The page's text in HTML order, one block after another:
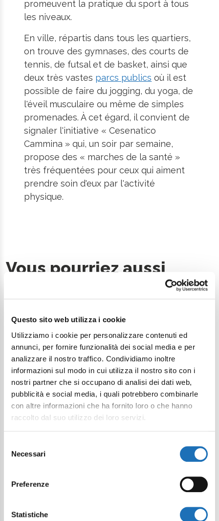
Questo sito web utilizza i cookie
Utilizziamo i cookie per personalizzare contenuti ed
annunci, per fornire funzionalità dei social media e per
analizzare il nostro traffico. Condividiamo inoltre
informazioni sul modo in cui utilizza il nostro sito con i
nostri partner che si occupano di analisi dei dati web,
pubblicità e social media, i quali potrebbero combinarle
con altre informazioni che ha fornito loro o che hanno
raccolto dal suo utilizzo dei loro servizi.
delNecessari
Preferenze
Statistiche
promeuvent la pratique du sport à tous
les niveaux.
En ville, répartis dans tous les quartiers,
on trouve des gymnases, des courts de
tennis, de futsal et de basket, ainsi que
deux très vastes parcs publics où il est
possible de faire du jogging, du yoga, de
l'éveil musculaire ou même de simples
promenades. À cet égard, il convient de
signaler l'initiative « Cesenatico
Cammina » qui, un soir par semaine,
propose des « marches de la santé »
très fréquentées pour ceux qui aiment
prendre soin d'eux par l'activité
physique.
Vous pourriez aussi